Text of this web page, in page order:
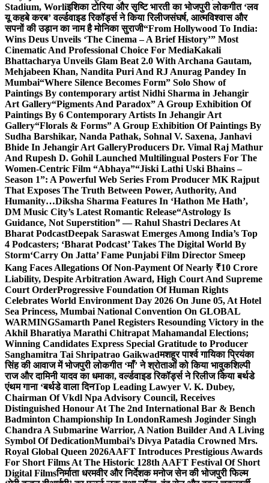
Stadium, Worliइशिका टोरिया और सृष्टि भारती का भोजपुरी लोकगीत ‘लव
यू कहबे करब’ वर्ल्डवाइड रिकॉर्ड्स ने किया रिलीजसंघर्ष, आत्मविश्वास और
सपनों की उड़ान का नाम है मोनिका सुराजी“From Hollywood To India:
Wins Deus Unveils ‘The Cinema – A Brief History’” Most
Cinematic And Professional Choice For MediaKakali
Bhattacharya Unveils Glam Beat 2.0 With Archana Gautam,
Mehjabeen Khan, Nandita Puri And RJ Anurag Pandey In
Mumbai“Where Silence Becomes Form” Solo Show of
Paintings By contemporary artist Nidhi Sharma in Jehangir
Art Gallery“Pigments And Paradox” A Group Exhibition Of
Paintings By 6 Contemporary Artists In Jehangir Art
Gallery“Florals & Forms” A Group Exhibition Of Paintings By
Sudha Barshikar, Nanda Pathak, Sohnal V. Saxena, Janhavi
Bhide In Jehangir Art GalleryProducers Dr. Vimal Raj Mathur
And Rupesh D. Gohil Launched Multilingual Posters For The
Women-Centric Film “Abhaya”“Jiski Lathi Uski Bhains –
Season 1”: A Powerful Web Series From Producer MK Rajput
That Exposes The Truth Between Power, Authority, And
Humanity…Diksha Sharma Features In ‘Hathon Me Hath’,
DM Music City’s Latest Romantic Release“Astrology Is
Guidance, Not Superstition” — Rahul Shastri Declares At
Bharat PodcastDeepak Saraswat Emerges Among India’s Top
4 Podcasters; ‘Bharat Podcast’ Takes The Digital World By
Storm‘Carry On Jatta’ Fame Punjabi Film Director Smeep
Kang Faces Allegations Of Non-Payment Of Nearly ₹10 Crore
Liability, Despite Arbitration Award, High Court And Supreme
Court OrderProgressive Foundation Of Human Rights
Celebrates World Environment Day 2026 On June 05, At Hotel
Sea Princess, Mumbai National Convention On GLOBAL
WARMINGSamarth Panel Registers Resounding Victory in the
Akhil Bharatiya Marathi Chitrapat Mahamandal Elections;
Winning Candidates Express Special Gratitude to Producer
Sanghamitra Tai Shripatrao Gaikwadमशहूर पार्श्व गायिका प्रियंका
सिंह की आवाज में भोजपुरी लोकगीत ‘माँ’ ने श्रोताओं को किया भावुकशिल्पी
राज और दामिनी यादव का धमाका, वर्ल्डवाइड रिकॉर्ड्स ने रिलीज किया बर्थडे
एंथम गाना ‘बर्थडे वाला दिनTop Leading Lawyer V. K. Dubey,
Chairman Of Vkdl Npa Advisory Council, Receives
Distinguished Honour At The 2nd International Bar & Bench
Badminton Championship In LondonRamesh Joginder Singh
Chandra A Submarine Warrior, A Nation Builder And A Living
Symbol Of DedicationMumbai’s Divya Patadia Crowned Mrs.
Royal Global Queen 2026AAFT Introduces Prestigious Awards
For Short Films At The Historic 128th AAFT Festival Of Short
Digital Filmsनिर्माता धरमवीर और निर्देशक मनोज सेन की भोजपुरी फिल्म